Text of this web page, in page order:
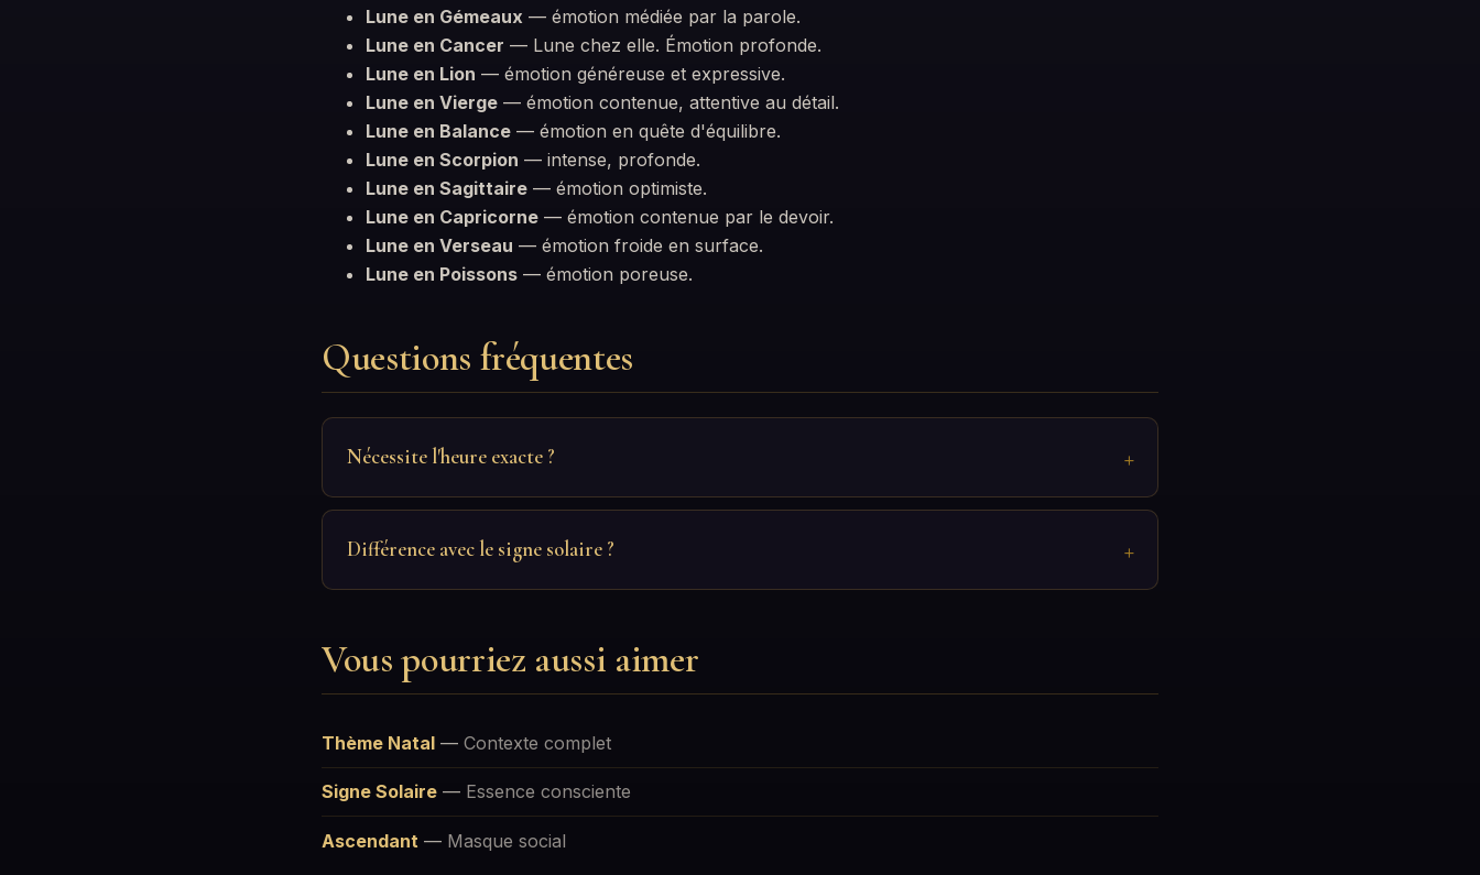
Lune en Gémeaux — émotion médiée par la parole.
Lune en Cancer — Lune chez elle. Émotion profonde.
Lune en Lion — émotion généreuse et expressive.
Lune en Vierge — émotion contenue, attentive au détail.
Lune en Balance — émotion en quête d'équilibre.
Lune en Scorpion — intense, profonde.
Lune en Sagittaire — émotion optimiste.
Lune en Capricorne — émotion contenue par le devoir.
Lune en Verseau — émotion froide en surface.
Lune en Poissons — émotion poreuse.
Questions fréquentes
Nécessite l'heure exacte ?
Différence avec le signe solaire ?
Vous pourriez aussi aimer
Thème Natal — Contexte complet
Signe Solaire — Essence consciente
Ascendant — Masque social